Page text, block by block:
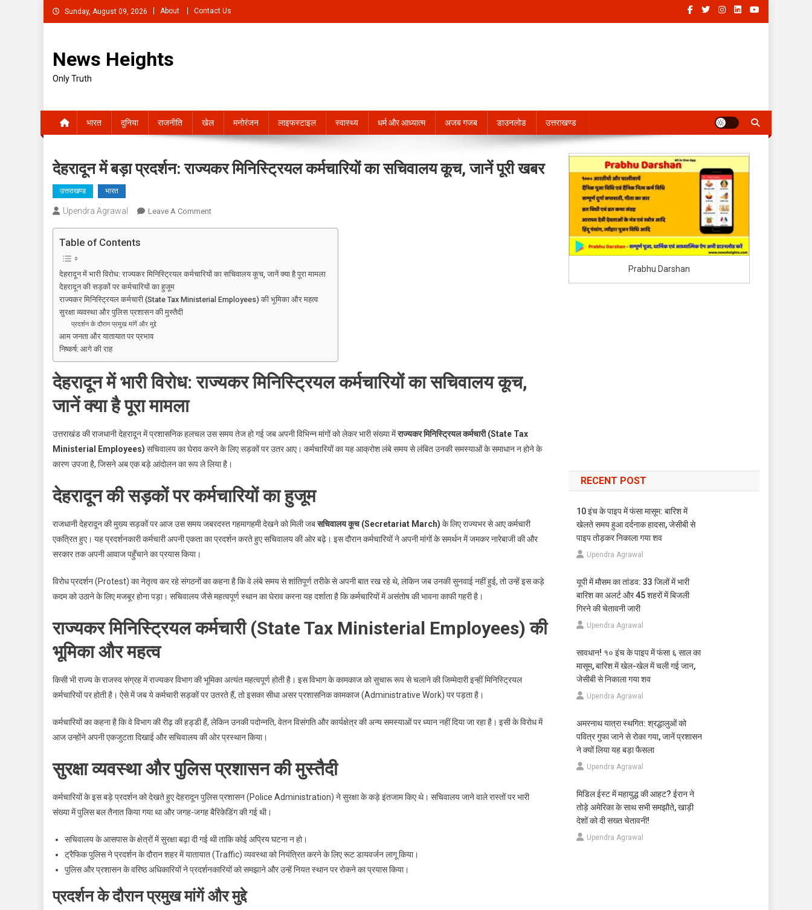
Skip
to
Sunday, August 09, 2026 About Contact Us
News Heights
Only Truth
भारत दुनिया राजनीति खेल मनोरंजन लाइफस्टाइल स्वास्थ्य धर्म और आध्यात्म अजब गजब डाउनलोड उत्तराखण्ड
देहरादून में बड़ा प्रदर्शन: राज्यकर मिनिस्ट्रियल कर्मचारियों का सचिवालय कूच, जानें पूरी खबर
उत्तराखण्ड भारत
Upendra Agrawal Leave A CommentOn
मिनिस्ट्रियल
जानें
पूरी
Table of Contents
देहरादून में भारी विरोध: राज्यकर मिनिस्ट्रियल कर्मचारियों का सचिवालय कूच, जानें क्या है पूरा मामला
देहरादून की सड़कों पर कर्मचारियों का हुजूम
राज्यकर मिनिस्ट्रियल कर्मचारी (State Tax Ministerial Employees) की भूमिका और महत्व
सुरक्षा व्यवस्था और पुलिस प्रशासन की मुस्तैदी
प्रदर्शन के दौरान प्रमुख मांगें और मुद्दे
आम जनता और यातायात पर प्रभाव
निष्कर्ष: आगे की राह
देहरादून में भारी विरोध: राज्यकर मिनिस्ट्रियल कर्मचारियों का सचिवालय कूच,
जानें क्या है पूरा मामला
उत्तराखंड की राजधानी देहरादून में प्रशासनिक हलचल उस समय तेज हो गई जब अपनी विभिन्न मांगों को लेकर भारी संख्या मेंराज्यकर मिनिस्ट्रियल कर्मचारी (State Tax
Ministerial Employees) सचिवालय का घेराव करने के लिए सड़कों पर उतर आए। कर्मचारियों का यह आक्रोश लंबे समय से लंबित उनकी समस्याओं के समाधान न होने के
कारण उपजा है, जिसने अब एक बड़े आंदोलन का रूप ले लिया है।
देहरादून की सड़कों पर कर्मचारियों का हुजूम
राजधानी देहरादून की मुख्य सड़कों पर आज उस समय जबरदस्त गहमागहमी देखने को मिली जबसचिवालय कूच (Secretariat March) के लिए राज्यभर से आए कर्मचारी
एकत्रित हुए। यह प्रदर्शनकारी कर्मचारी अपनी एकता का प्रदर्शन करते हुए सचिवालय की ओर बढ़े। इस दौरान कर्मचारियों ने अपनी मांगों के समर्थन में जमकर नारेबाजी की और
सरकार तक अपनी आवाज पहुँचाने का प्रयास किया।
विरोध प्रदर्शन (Protest) का नेतृत्व कर रहे संगठनों का कहना है कि वे लंबे समय से शांतिपूर्ण तरीके से अपनी बात रख रहे थे, लेकिन जब उनकी सुनवाई नहीं हुई, तो उन्हें इस कड़े
कदम को उठाने के लिए मजबूर होना पड़ा। सचिवालय जैसे महत्वपूर्ण स्थान का घेराव करना यह दर्शाता है कि कर्मचारियों में असंतोष की भावना काफी गहरी है।
राज्यकर मिनिस्ट्रियल कर्मचारी (State Tax Ministerial Employees) की
भूमिका और महत्व
किसी भी राज्य के राजस्व संग्रह में राज्यकर विभाग की भूमिका अत्यंत महत्वपूर्ण होती है। इस विभाग के कामकाज को सुचारू रूप से चलाने की जिम्मेदारी इन्हीं मिनिस्ट्रियल
कर्मचारियों पर होती है। ऐसे में जब ये कर्मचारी सड़कों पर उतरते हैं, तो इसका सीधा असर प्रशासनिक कामकाज (Administrative Work) पर पड़ता है।
कर्मचारियों का कहना है कि वे विभाग की रीढ़ की हड्डी हैं, लेकिन उनकी पदोन्नति, वेतन विसंगति और कार्यक्षेत्र की अन्य समस्याओं पर ध्यान नहीं दिया जा रहा है। इसी के विरोध में
आज उन्होंने अपनी एकजुटता दिखाई और सचिवालय की ओर प्रस्थान किया।
सुरक्षा व्यवस्था और पुलिस प्रशासन की मुस्तैदी
कर्मचारियों के इस बड़े प्रदर्शन को देखते हुए देहरादून पुलिस प्रशासन (Police Administration) ने सुरक्षा के कड़े इंतजाम किए थे। सचिवालय जाने वाले रास्तों पर भारी
संख्या में पुलिस बल तैनात किया गया था और जगह-जगह बैरिकेडिंग की गई थी।
सचिवालय के आसपास के क्षेत्रों में सुरक्षा बढ़ा दी गई थी ताकि कोई अप्रिय घटना न हो।
ट्रैफिक पुलिस ने प्रदर्शन के दौरान शहर में यातायात (Traffic) व्यवस्था को नियंत्रित करने के लिए रूट डायवर्जन लागू किया।
पुलिस और प्रशासन के वरिष्ठ अधिकारियों ने प्रदर्शनकारियों को समझाने और उन्हें नियत स्थान पर रोकने का प्रयास किया।
प्रदर्शन के दौरान प्रमुख मांगें और मुद्दे
Prabhu Darshan
RECENT POST
10 इंच के पाइप में फंसा मासूम: बारिश में
खेलते समय हुआ दर्दनाक हादसा, जेसीबी से
पाइप तोड़कर निकाला गया शव
Upendra Agrawal
यूपी में मौसम का तांडव: 33 जिलों में भारी
बारिश का अलर्ट और 45 शहरों में बिजली
गिरने की चेतावनी जारी
Upendra Agrawal
सावधान! १० इंच के पाइप में फंसा ६ साल का
मासूम, बारिश में खेल-खेल में चली गई जान,
जेसीबी से निकाला गया शव
Upendra Agrawal
अमरनाथ यात्रा स्थगित: श्रद्धालुओं को
पवित्र गुफा जाने से रोका गया, जानें प्रशासन
ने क्यों लिया यह बड़ा फैसला
Upendra Agrawal
मिडिल ईस्ट में महायुद्ध की आहट? ईरान ने
तोड़े अमेरिका के साथ सभी समझौते, खाड़ी
देशों को दी सख्त चेतावनी!
Upendra Agrawal